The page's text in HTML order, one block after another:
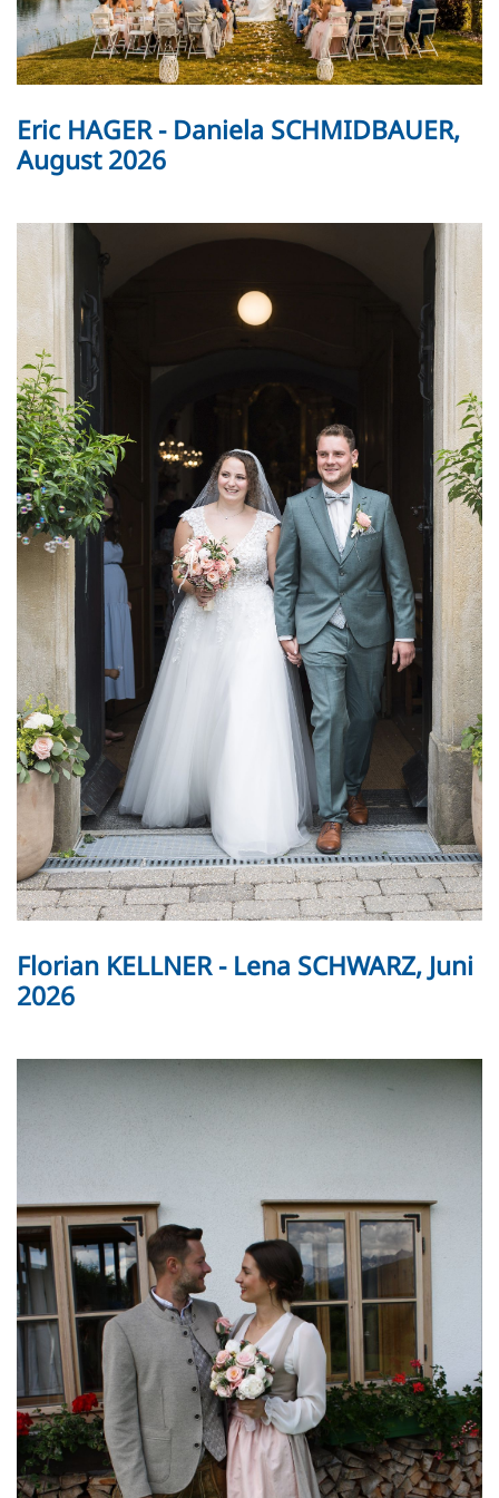
Eric HAGER - Daniela SCHMIDBAUER,
August 2026
Florian KELLNER - Lena SCHWARZ, Juni
2026